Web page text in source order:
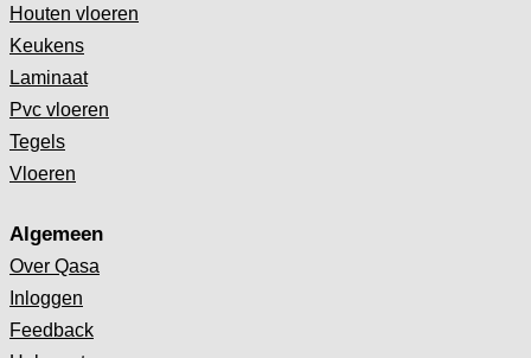
Houten vloeren
Keukens
Laminaat
Pvc vloeren
Tegels
Vloeren
Algemeen
Over Qasa
Inloggen
Feedback